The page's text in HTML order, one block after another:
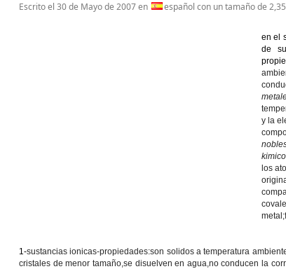
Escrito el 30 de Mayo de 2007en español con un tamaño de
en el
de
y la
kimico
los
1-sustancias ionicas-propiedades:son solidos a temperatura
cristales de menor tamaño,se disuelven en agua,no conducen la